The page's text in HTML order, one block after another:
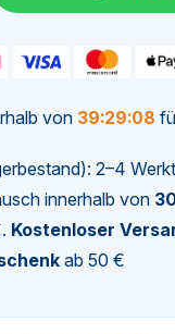
von 39:29:07
2–4
innerhalb von
Kostenloser
ab 50 €